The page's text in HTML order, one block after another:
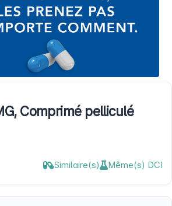
Comprimé pelliculé
Similaire(s) Même(s) DCI